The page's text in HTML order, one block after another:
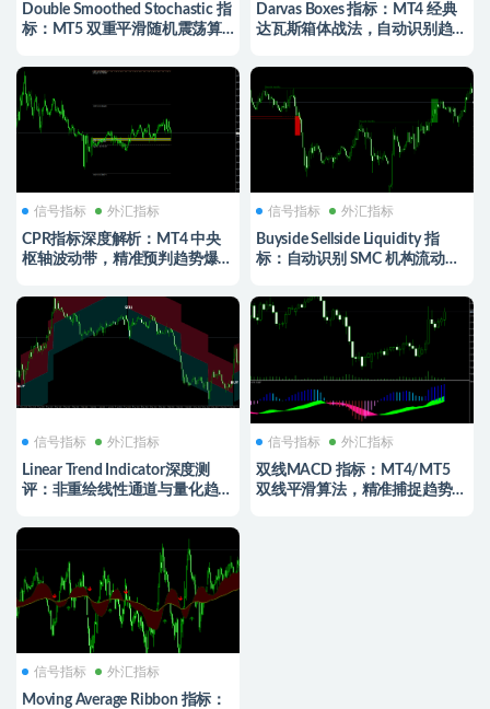
Double Smoothed Stochastic 指
标：MT5 双重平滑随机震荡算
Darvas Boxes 指标：MT4 经典
达瓦斯箱体战法，自动识别趋势
社
信号指标 外汇指标
CPR指标深度解析：MT4 中央
枢轴波动带，精准预判趋势爆发
信号指标 外汇指标
Buyside Sellside Liquidity 指
标：自动识别 SMC 机构流动
信号指标 外汇指标
Linear Trend Indicator深度测
评：非重绘线性通道与量化趋势
信号指标 外汇指标
双线MACD 指标：MT4/MT5
双线平滑算法，精准捕捉趋势拐
信号指标 外汇指标
Moving Average Ribbon 指标：